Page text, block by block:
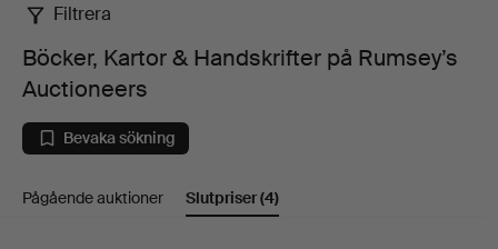
Böcker,
Kartor
&
Handskrifter
Filtrera
Böcker, Kartor & Handskrifter på Rumsey’s
Auctioneers
Bevaka sökning
Pågående auktioner Slutpriser(4)